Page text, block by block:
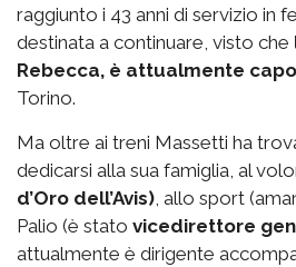
raggiunto i 43 anni di servizio in
destinata a continuare, visto che
Rebecca, è attualmente
Torino.
Ma oltre ai treni Massetti ha
dedicarsi alla sua famiglia, al
d’Oro dell’Avis), allo sport
Palio (è stato vicedirettore
attualmente è dirigente